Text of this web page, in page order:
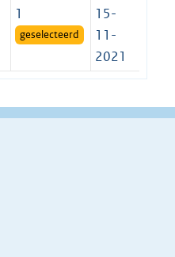
1
geselecteerd
15-
11-
2021